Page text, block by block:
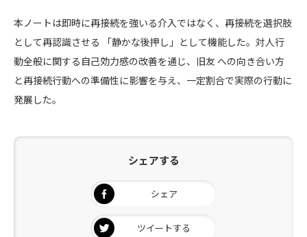
本ノートは即時に再接続を強いる介入ではなく、再接続を選択肢
として再認識させる 「静かな後押し」として機能した。対人行
動全般に関する自己効力感の改善を通じ、旧友 への向き合い方
と再接続行動への準備性に影響を与え、一定割合で実際の行動に
発展した。
シェアする
シェア
ツイートする